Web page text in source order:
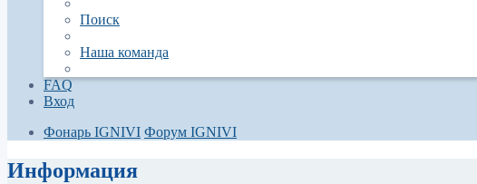
Поиск
Наша команда
FAQ
Вход
Фонарь IGNIVI Форум IGNIVI
Информация